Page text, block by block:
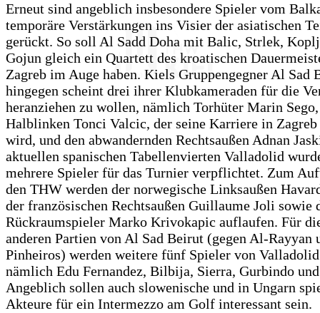
Erneut sind angeblich insbesondere Spieler vom
temporäre Verstärkungen ins Visier der asiatischen
gerückt. So soll Al Sadd Doha mit Balic, Strlek,
Gojun gleich ein Quartett des kroatischen
Zagreb im Auge haben. Kiels Gruppengegner Al Sad
hingegen scheint drei ihrer Klubkameraden für die
heranziehen zu wollen, nämlich Torhüter Marin
Halblinken Tonci Valcic, der seine Karriere in
wird, und den abwandernden Rechtsaußen Adnan
aktuellen spanischen Tabellenvierten Valladolid
mehrere Spieler für das Turnier verpflichtet. Zum
den THW werden der norwegische Linksaußen
der französischen Rechtsaußen Guillaume Joli sowie
Rückraumspieler Marko Krivokapic auflaufen. Für
anderen Partien von Al Sad Beirut (gegen Al-Rayyan
Pinheiros) werden weitere fünf Spieler von
nämlich Edu Fernandez, Bilbija, Sierra, Gurbindo
Angeblich sollen auch slowenische und in Ungarn
Akteure für ein Intermezzo am Golf interessant sein.